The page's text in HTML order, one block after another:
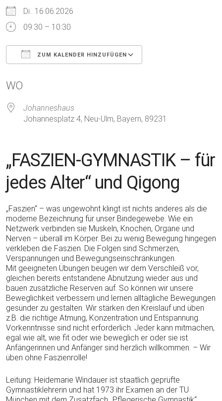
Di.. 16.06.2026
09:30 – 10:30
ZUM KALENDER HINZUFÜGEN
WO
Johanneshaus
Johannesplatz 4, Neu-Ulm, Bayern, 89231
„FASZIEN-GYMNASTIK – für
jedes Alter“ und Qigong
„Faszien“ – was ungewohnt klingt ist nichts anderes als die
moderne Bezeichnung für unser Bindegewebe. Wie ein
Netzwerk verbinden sie Muskeln, Knochen, Organe und
Nerven – überall im Körper. Bei zu wenig Bewegung hingegen
verkleben die Faszien. Die Folgen sind Schmerzen,
Verspannungen und Bewegungseinschränkungen.
Mit geeigneten Übungen beugen wir dem Verschleiß vor,
gleichen bereits entstandene Abnutzung wieder aus und
bauen zusätzliche Reserven auf. So können wir unsere
Beweglichkeit verbessern und lernen alltägliche Bewegungen
gesünder zu gestalten. Wir stärken den Kreislauf und üben
z.B. die richtige Atmung, Konzentration und Entspannung.
Vorkenntnisse sind nicht erforderlich. Jeder kann mitmachen,
egal wie alt, wie fit oder wie beweglich er oder sie ist.
Anfängerinnen und Anfänger sind herzlich willkommen. – Wir
üben ohne Faszienrolle!
Leitung: Heidemarie Windauer ist staatlich geprüfte
Gymnastiklehrerin und hat 1973 ihr Examen an der TU